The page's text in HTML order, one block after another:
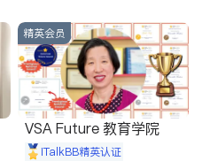
精英会员
VSA Future 教育学院
iTalkBB精英认证